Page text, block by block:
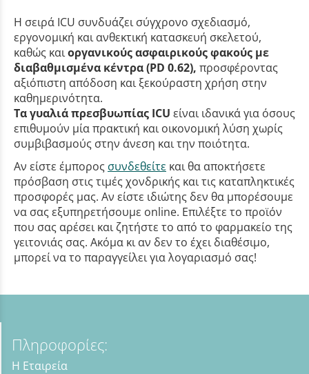
Η σειρά ICU συνδυάζει σύγχρονο σχεδιασμό,
εργονομική και ανθεκτική κατασκευή σκελετού,
καθώς καιοργανικούς ασφαιρικούς φακούς με
διαβαθμισμένα κέντρα (PD 0.62), προσφέροντας
αξιόπιστη απόδοση και ξεκούραστη χρήση στην
καθημερινότητα.
Τα γυαλιά πρεσβυωπίας ICU είναι ιδανικά για όσους
επιθυμούν μία πρακτική και οικονομική λύση χωρίς
συμβιβασμούς στην άνεση και την ποιότητα.
Αν είστε έμπορος συνδεθείτε και θα αποκτήσετε
πρόσβαση στις τιμές χονδρικής και τις καταπληκτικές
προσφορές μας. Αν είστε ιδιώτης δεν θα μπορέσουμε
να σας εξυπηρετήσουμε online. Επιλέξτε το προϊόν
που σας αρέσει και ζητήστε το από το φαρμακείο της
γειτονιάς σας. Ακόμα κι αν δεν το έχει διαθέσιμο,
μπορεί να το παραγγείλει για λογαριασμό σας!
Πληροφορίες:
Η Εταιρεία